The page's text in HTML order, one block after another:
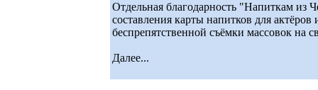
Отдельная благодарность "Напиткам из
составления карты напитков для
беспрепятственной съёмки массовок на
Далее...